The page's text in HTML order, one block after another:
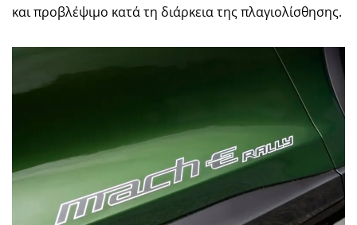
και προβλέψιμο κατά τη διάρκεια της πλαγιολίσθησης.